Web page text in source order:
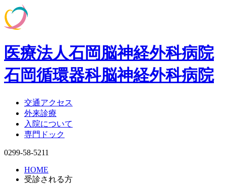
医療法人石岡脳神経外科病院
石岡循環器科脳神経外科病院
交通アクセス
外来診療
入院について
専門ドック
0299-58-5211
HOME
受診される方